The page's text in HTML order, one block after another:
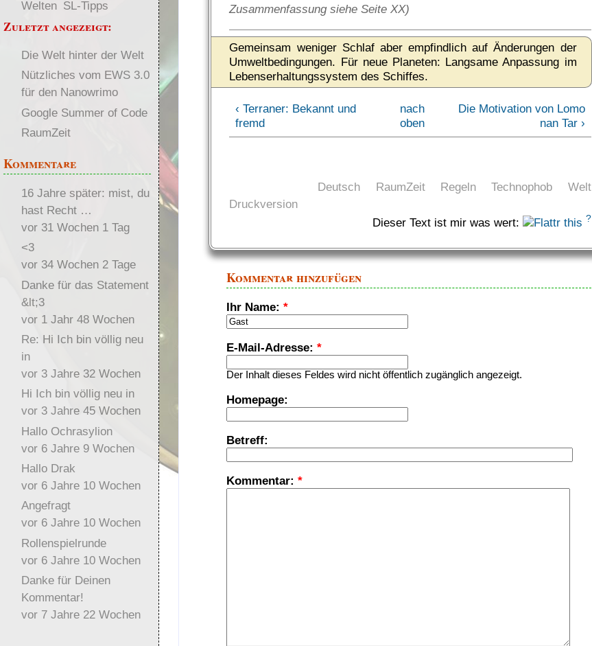
Zusammenfassung siehe Seite XX)
Gemeinsam weniger Schlaf aber empfindlich auf Änderungen der
Umweltbedingungen. Für neue Planeten: Langsame Anpassung im
Lebenserhaltungssystem des Schiffes.
‹ Terraner: Bekannt und
fremd
nach
oben
Die Motivation von Lomo
nan Tar ›
Deutsch RaumZeit Regeln Technophob
Welt
Druckversion
Dieser Text ist mir was wert:
?
Kommentar hinzufügen
Ihr Name:*
E-Mail-Adresse:*
Der Inhalt dieses Feldes wird nicht öffentlich zugänglich angezeigt.
Homepage:
Betreff:
Kommentar:*
Welten SL-Tipps
Zuletzt angezeigt:
Die Welt hinter der Welt
Nützliches vom EWS 3.0
für den Nanowrimo
Google Summer of Code
RaumZeit
Kommentare
16 Jahre später: mist, du
hast Recht …
vor 31 Wochen 1 Tag
<3
vor 34 Wochen 2 Tage
Danke für das Statement
&lt;3
vor 1 Jahr 48 Wochen
Re: Hi Ich bin völlig neu
in
vor 3 Jahre 32 Wochen
Hi Ich bin völlig neu in
vor 3 Jahre 45 Wochen
Hallo Ochrasylion
vor 6 Jahre 9 Wochen
Hallo Drak
vor 6 Jahre 10 Wochen
Angefragt
vor 6 Jahre 10 Wochen
Rollenspielrunde
vor 6 Jahre 10 Wochen
Danke für Deinen
Kommentar!
vor 7 Jahre 22 Wochen